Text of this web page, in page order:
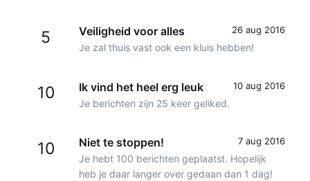
5 26 aug 2016
Veiligheid voor alles
Je zal thuis vast ook een kluis hebben!
10 10 aug 2016
Ik vind het heel erg leuk
Je berichten zijn 25 keer geliked.
10 7 aug 2016
Niet te stoppen!
Je hebt 100 berichten geplaatst. Hopelijk
heb je daar langer over gedaan dan 1 dag!